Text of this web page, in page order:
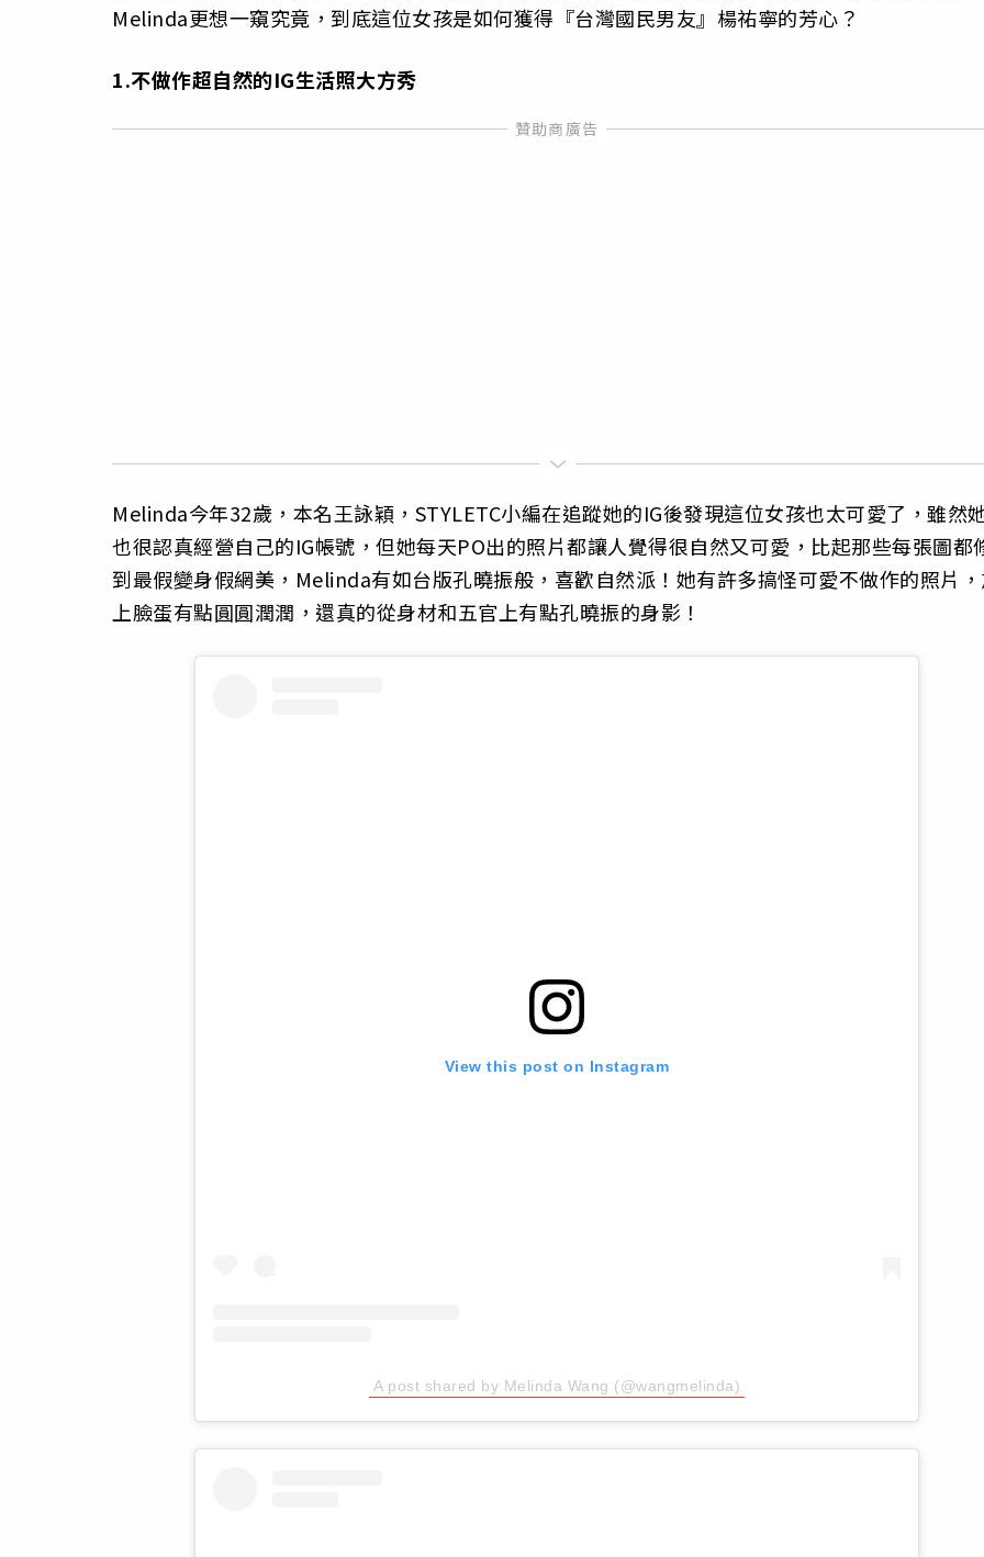
Melinda更想一窺究竟，到底這位女孩是如何獲得『台灣國民男友』楊祐寧的芳心？
1.不做作超自然的IG生活照大方秀
Melinda今年32歲，本名王詠穎，STYLETC小編在追蹤她的IG後發現這位女孩也太可愛了，雖然
也很認真經營自己的IG帳號，但她每天PO出的照片都讓人覺得很自然又可愛，比起那些每張圖都
到最假變身假網美，Melinda有如台版孔曉振般，喜歡自然派！她有許多搞怪可愛不做作的照片
上臉蛋有點圓圓潤潤，還真的從身材和五官上有點孔曉振的身影！
View this post on Instagram
A post shared by Melinda Wang (@wangmelinda)